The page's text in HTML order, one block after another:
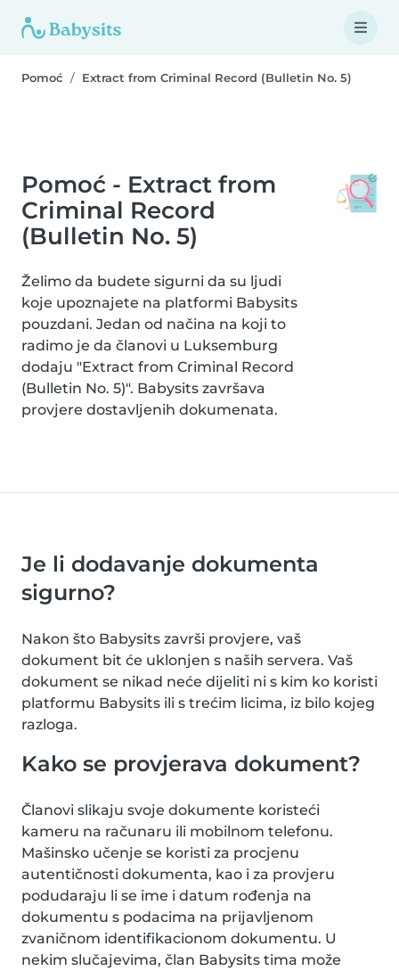
Pomoć Extract from Criminal Record (Bulletin No. 5)
Pomoć - Extract from
Criminal Record
(Bulletin No. 5)
Želimo da budete sigurni da su ljudi
koje upoznajete na platformi Babysits
pouzdani. Jedan od načina na koji to
radimo je da članovi u Luksemburg
dodaju "Extract from Criminal Record
(Bulletin No. 5)". Babysits završava
provjere dostavljenih dokumenata.
Je li dodavanje dokumenta
sigurno?
Nakon što Babysits završi provjere, vaš
dokument bit će uklonjen s naših servera. Vaš
dokument se nikad neće dijeliti ni s kim ko koristi
platformu Babysits ili s trećim licima, iz bilo kojeg
razloga.
Kako se provjerava dokument?
Članovi slikaju svoje dokumente koristeći
kameru na računaru ili mobilnom telefonu.
Mašinsko učenje se koristi za procjenu
autentičnosti dokumenta, kao i za provjeru
podudaraju li se ime i datum rođenja na
dokumentu s podacima na prijavljenom
zvaničnom identifikacionom dokumentu. U
nekim slučajevima, član Babysits tima može